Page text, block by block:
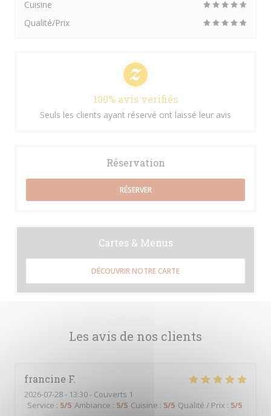
Les avis de nos clients
francine F
2026-07-28- 13:30 - Couverts 1
Service : 5/5 Ambiance : 5/5 Cuisine : 5/5 Qualité / Prix : 5/5
Cuisine
Qualité/Prix
100% avis vérifiés
Seuls les clients ayant réservé ont laissé leur avis
Réservation
RÉSERVER
Cartes & Menus
DÉCOUVRIR NOTRE CARTE